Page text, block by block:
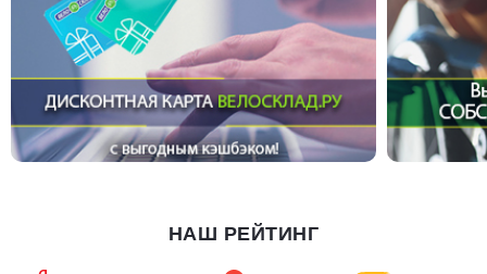
НАШ РЕЙТИНГ